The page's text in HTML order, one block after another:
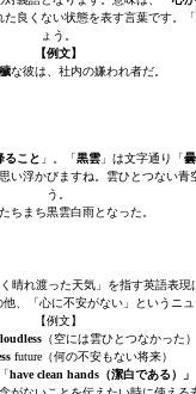
良くない状態を表す言葉です。
ょう。
【例文】
な彼は、社内の嫌われ者だ。
ること 」。「黒雲 」は文字通り「
浮かびますね。雲ひとつない
う。
ちまち黒雲白雨となった。
晴れ渡った天気」を指す英語表現
、「心に不安がない」というニ
【例文】
（空には雲ひとつなかった）
future（何の不安もない将来）
have clean hands（潔白である）